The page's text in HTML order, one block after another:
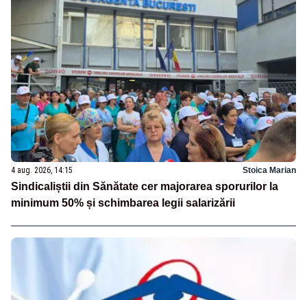
4 aug. 2026, 14:15 Stoica Marian
Sindicaliștii din Sănătate cer majorarea sporurilor la
minimum 50% și schimbarea legii salarizării